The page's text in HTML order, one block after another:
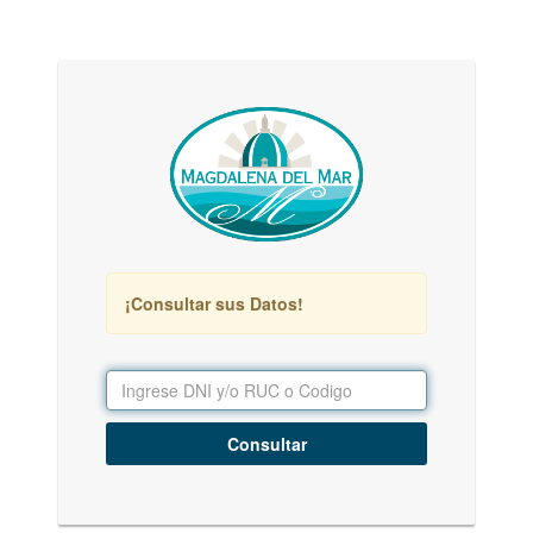
¡Consultar sus Datos!
Consultar